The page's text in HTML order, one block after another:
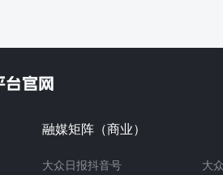
融媒矩阵（商业）
大众日报抖音号
大